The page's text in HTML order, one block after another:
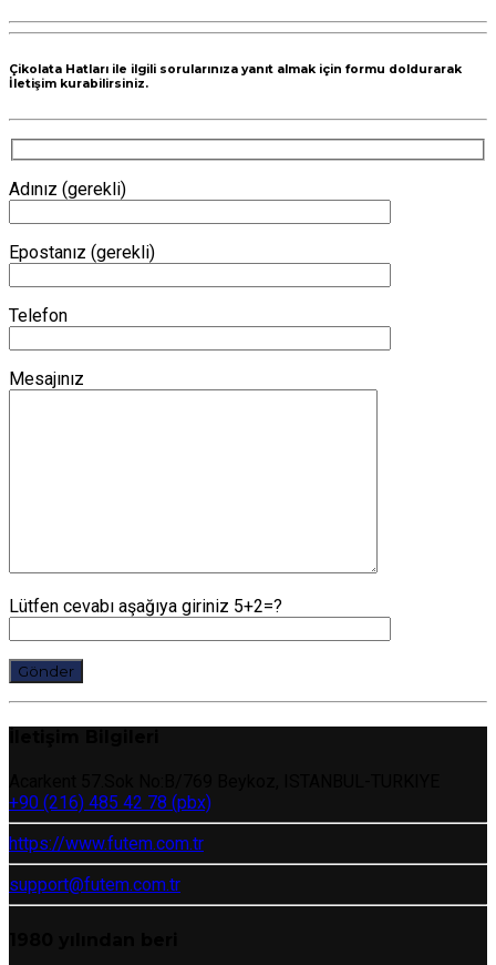
Çikolata Hatları ile ilgili sorularınıza yanıt almak için formu doldurarak
İletişim kurabilirsiniz.
Adınız (gerekli)
Epostanız (gerekli)
Telefon
Mesajınız
Lütfen cevabı aşağıya giriniz 5+2=?
+90 (216) 485 42 78 (pbx)
https://www.futem.com.tr
support@futem.com.tr